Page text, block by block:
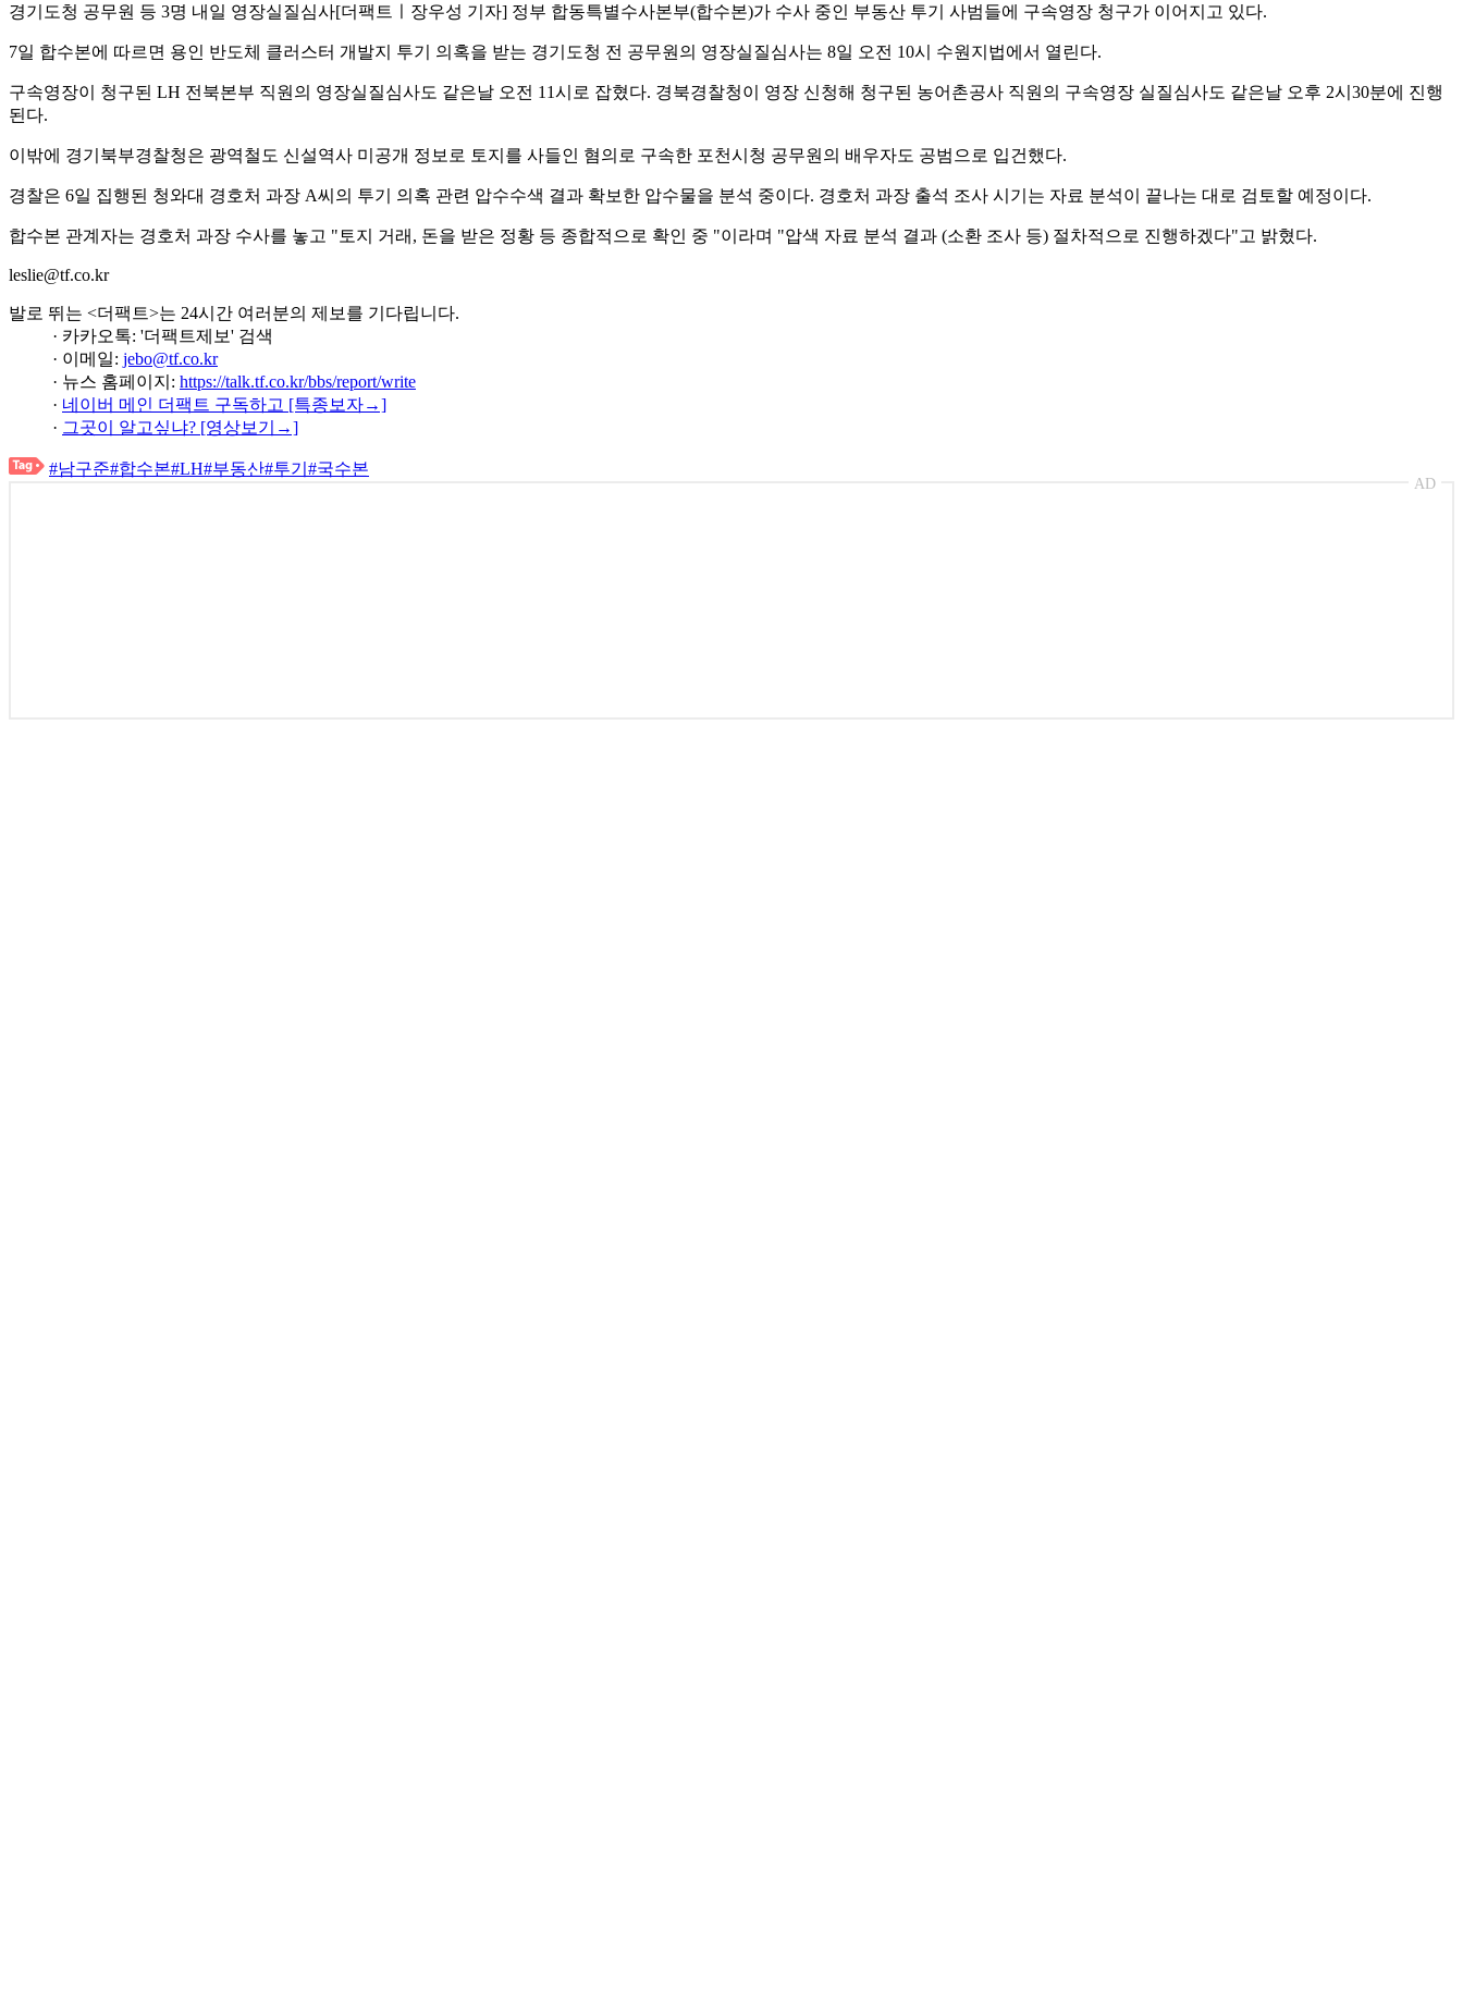
경기도청 공무원 등 3명 내일 영장실질심사[더팩트ㅣ장우성 기자] 정부 합동특별수사본부(합수본)가 수사 중인 부동산 투기 사범들에 구속영장 청구가 이어지고 있다.
7일 합수본에 따르면 용인 반도체 클러스터 개발지 투기 의혹을 받는 경기도청 전 공무원의 영장실질심사는 8일 오전 10시 수원지법에서 열린다.
구속영장이 청구된 LH 전북본부 직원의 영장실질심사도 같은날 오전 11시로 잡혔다. 경북경찰청이 영장 신청해 청구된 농어촌공사 직원의 구속영장 실질심사도 같은날 오후 2시30분에 진행
된다.
이밖에 경기북부경찰청은 광역철도 신설역사 미공개 정보로 토지를 사들인 혐의로 구속한 포천시청 공무원의 배우자도 공범으로 입건했다.
경찰은 6일 집행된 청와대 경호처 과장 A씨의 투기 의혹 관련 압수수색 결과 확보한 압수물을 분석 중이다. 경호처 과장 출석 조사 시기는 자료 분석이 끝나는 대로 검토할 예정이다.
합수본 관계자는 경호처 과장 수사를 놓고 "토지 거래, 돈을 받은 정황 등 종합적으로 확인 중 "이라며 "압색 자료 분석 결과 (소환 조사 등) 절차적으로 진행하겠다"고 밝혔다.
leslie@tf.co.kr
발로 뛰는 <더팩트>는 24시간 여러분의 제보를 기다립니다.
· 카카오톡: '더팩트제보' 검색
· 이메일: jebo@tf.co.kr
· 뉴스 홈페이지: https://talk.tf.co.kr/bbs/report/write
· 네이버 메인 더팩트 구독하고 [특종보자→]
· 그곳이 알고싶냐? [영상보기→]
#남구준#합수본#LH#부동산#투기 #국수본
AD